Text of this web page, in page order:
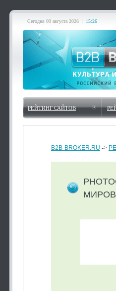
Сегодня 09 августа 2026 15:26
РЕЙТИНГ САЙТОВ
B2B-BROKER.RU ->